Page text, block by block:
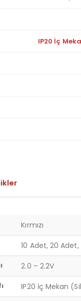
IP20 İç
Kırmızı
10 Adet, 20
2.0 – 2.2V
IP20 İç Mekan